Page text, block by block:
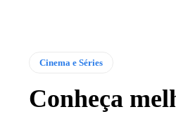
Cinema e Séries
Conheça